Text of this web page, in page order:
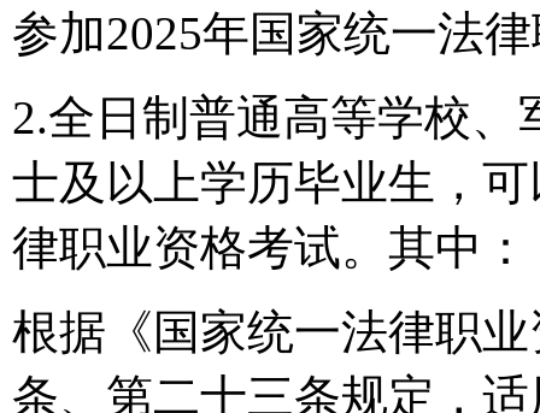
参加2025年国家统一法
2.全日制普通高等学校、
士及以上学历毕业生，
律职业资格考试。其中：
根据《国家统一法律职
条、第二十三条规定，